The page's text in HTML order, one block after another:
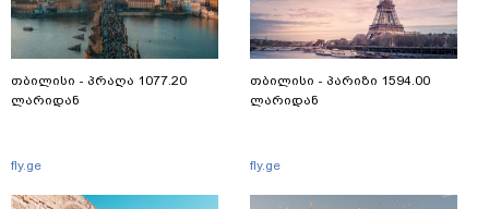
თბილისი - პრაღა 1077.20
ლარიდან
fly.ge
თბილისი - პარიზი 1594.00
ლარიდან
fly.ge